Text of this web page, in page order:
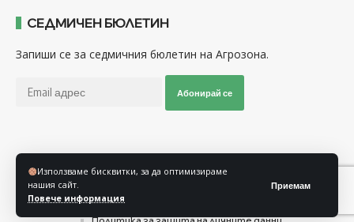
Използваме бисквитки, за да оптимизираме
нашия сайт.
Повече информация
Приемам
СЕДМИЧЕН БЮЛЕТИН
Запиши се за седмичния бюлетин на Агрозона.
Абонирай се
Общи условия
Политика за използване на “Бисквитки”